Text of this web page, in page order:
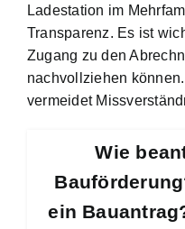
Ladestation im
Transparenz. Es ist
Zugang zu den
nachvollziehen
vermeidet
Wie
ein